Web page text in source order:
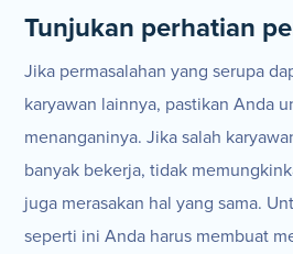
Tunjukan perhatian
Jika permasalahan yang serupa
karyawan lainnya, pastikan Anda
menanganinya. Jika salah
banyak bekerja, tidak
juga merasakan hal yang sama.
seperti ini Anda harus membuat